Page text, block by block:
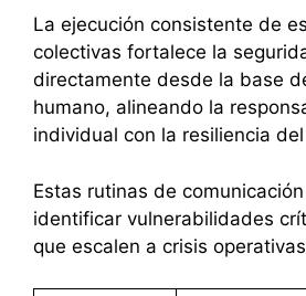
La ejecución consistente de
colectivas fortalece la
directamente desde la base
humano, alineando la
individual con la resiliencia
Estas rutinas de
identificar vulnerabilidades
que escalen a crisis